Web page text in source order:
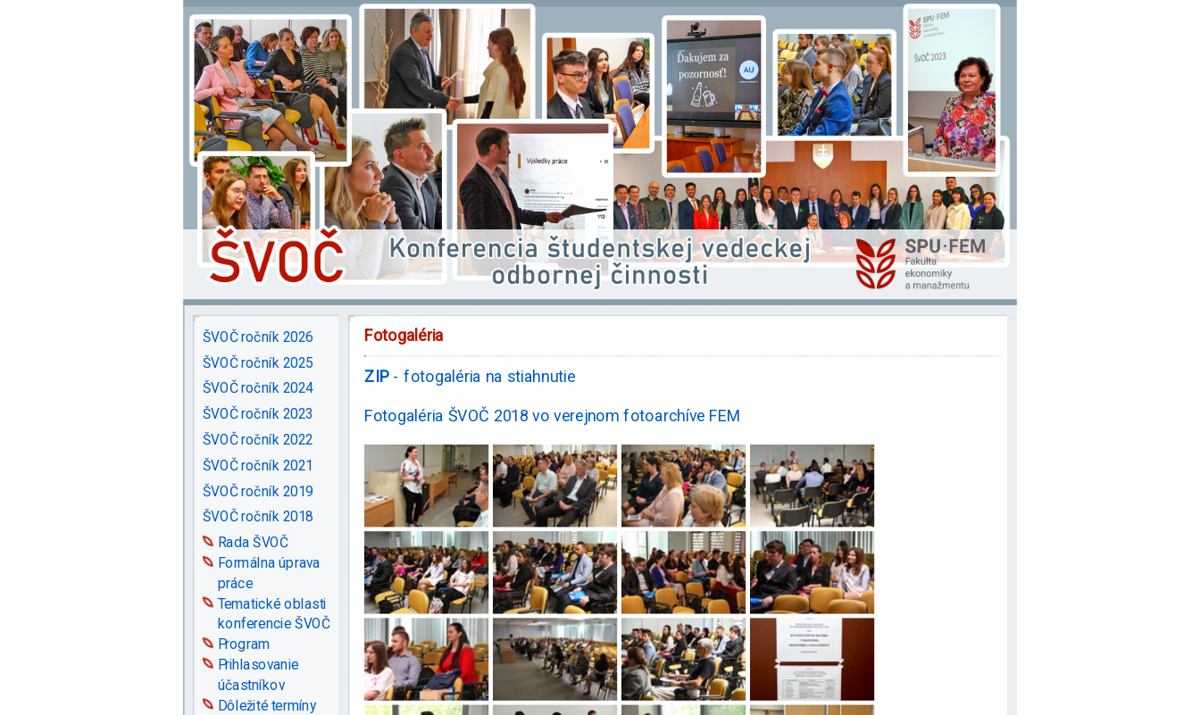
ŠVOČ ročník 2026
ŠVOČ ročník 2025
ŠVOČ ročník 2024
ŠVOČ ročník 2023
ŠVOČ ročník 2022
ŠVOČ ročník 2021
ŠVOČ ročník 2019
ŠVOČ ročník 2018
Rada ŠVOČ
Formálna úprava
práce
Tematické oblasti
konferencie ŠVOČ
Program
Prihlasovanie
účastníkov
Dôležité termíny
Fotogaléria
ZIP - fotogaléria na stiahnutie
Fotogaléria ŠVOČ 2018 vo verejnom fotoarchíve FEM